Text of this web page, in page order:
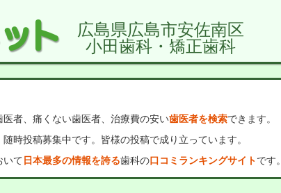
広島県広島市安佐南区
小田歯科・矯正歯科
者、痛くない歯医者、治療費の安い歯医者を検索できます。
随時投稿募集中です。皆様の投稿で成り立っています。
いて 日本最多の情報を誇る歯科の口コミランキングサイトです。